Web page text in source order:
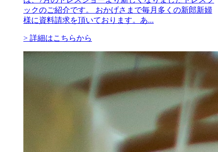
ックのご紹介です。 おかげさまで毎月多くの新郎新婦
様に資料請求を頂いております。あ...
> 詳細はこちらから